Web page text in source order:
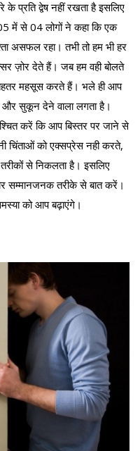
प्रति द्वेष नहीं रखता है इसलिए
05 में से 04 लोगों ने कहा कि एक
असफल रहा। तभी तो हम भी हर
ज़ोर देते हैं। जब हम वही बोलते
बेहतर महसूस करते हैं। भले ही आप
और सुकून देने वाला लगता है।
करें कि आप बिस्तर पर जाने से
चिंताओं को एक्सप्रेस नही करते,
से निकलता है। इसलिए
सम्मानजनक तरीके से बात करें।
को आप बढ़ाएंगे।